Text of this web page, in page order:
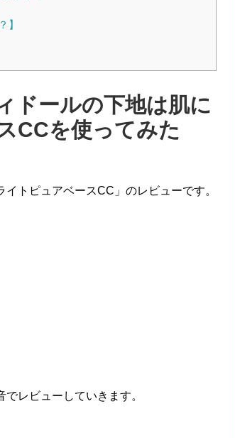
】
ドールの下地は肌に
CCを使ってみた
イトピュアベースCC」のレビューです。
でレビューしていきます。